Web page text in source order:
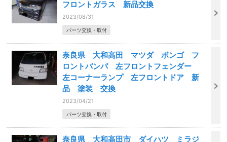
フロントガラス 新品交換
2023/08/31
パーツ交換・取付
奈良県 大和高田 マツダ ボンゴ フ
ロントバンパ 左フロントフェンダー
左コーナーランプ 左フロントドア 新
品 塗装 交換
2023/04/21
パーツ交換・取付
奈良県 大和高田市 ダイハツ ミラジ